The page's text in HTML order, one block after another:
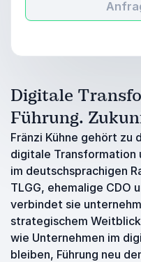
Digitale
Führung.
Fränzi Kühne gehört zu
digitale Transformation
im deutschsprachigen
TLGG, ehemalige CDO
verbindet sie
strategischem
wie Unternehmen im
bleiben, Führung neu